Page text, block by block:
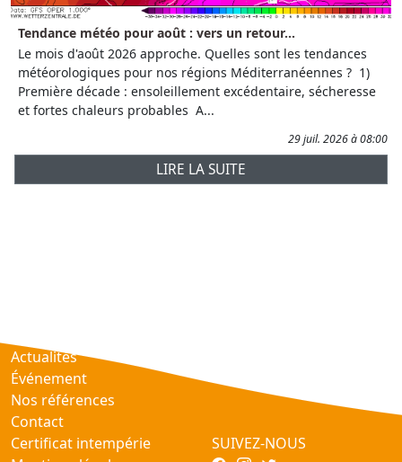
Tendance météo pour août : vers un retour...
Le mois d'août 2026 approche. Quelles sont les tendances
météorologiques pour nos régions Méditerranéennes ? 1)
Première décade : ensoleillement excédentaire, sécheresse
et fortes chaleurs probables A...
29 juil. 2026 à 08:00
LIRE LA SUITE
Actualités
Événement
Nos références
Contact
Certificat intempérie
SUIVEZ-NOUS